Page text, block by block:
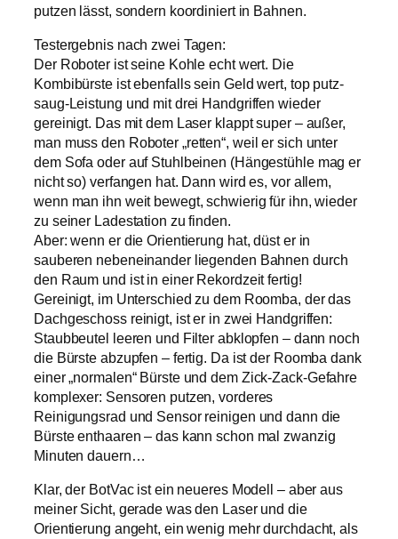
putzen lässt, sondern koordiniert in Bahnen.
Testergebnis nach zwei Tagen:
Der Roboter ist seine Kohle echt wert. Die
Kombibürste ist ebenfalls sein Geld wert, top putz-
saug-Leistung und mit drei Handgriffen wieder
gereinigt. Das mit dem Laser klappt super – außer,
man muss den Roboter „retten“, weil er sich unter
dem Sofa oder auf Stuhlbeinen (Hängestühle mag er
nicht so) verfangen hat. Dann wird es, vor allem,
wenn man ihn weit bewegt, schwierig für ihn, wieder
zu seiner Ladestation zu finden.
Aber: wenn er die Orientierung hat, düst er in
sauberen nebeneinander liegenden Bahnen durch
den Raum und ist in einer Rekordzeit fertig!
Gereinigt, im Unterschied zu dem Roomba, der das
Dachgeschoss reinigt, ist er in zwei Handgriffen:
Staubbeutel leeren und Filter abklopfen – dann noch
die Bürste abzupfen – fertig. Da ist der Roomba dank
einer „normalen“ Bürste und dem Zick-Zack-Gefahre
komplexer: Sensoren putzen, vorderes
Reinigungsrad und Sensor reinigen und dann die
Bürste enthaaren – das kann schon mal zwanzig
Minuten dauern…
Klar, der BotVac ist ein neueres Modell – aber aus
meiner Sicht, gerade was den Laser und die
Orientierung angeht, ein wenig mehr durchdacht, als